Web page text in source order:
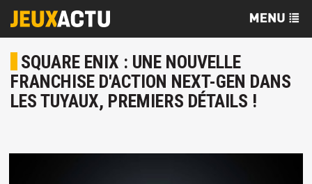
SQUARE ENIX : UNE NOUVELLE
FRANCHISE D'ACTION NEXT-GEN DANS
LES TUYAUX, PREMIERS DÉTAILS !